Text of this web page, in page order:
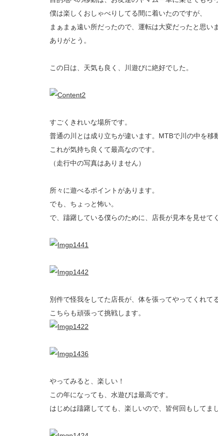
僕は楽しくおしゃべりしてる間に着いたのですが、
まぁまぁ遠い所だったので、運転は大変だったと思いま
ありがとう。
この日は、天気も良く、川遊びに絶好でした。
すごくきれいな場所です。
普通の川とは成り立ちが違います。MTBで川の中を移
これが気持ち良くて最高なのです。
（走行中の写真はありません）
所々に遊べるポイントがあります。
でも、ちょっと怖い。
で、躊躇している僕らのために、店長が見本を見せて
別件で怪我をしてた店長が、体を張ってやってくれて
こちらも頑張って挑戦します。
やってみると、楽しい！
この年になっても、水遊びは最高です。
はじめは躊躇してても、楽しいので、皆何回もしてまし